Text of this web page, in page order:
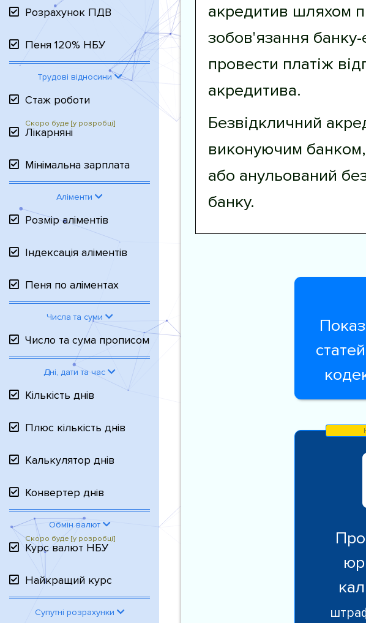
Розрахунок ПДВ
Пеня 120% НБУ
Трудові відносини
Стаж роботи
Лікарняні
Мінімальна зарплата
Аліменти
Розмір аліментів
Індексація аліментів
Пеня по аліментах
Числа та суми
Число та сума прописом
Дні, дати та час
Кількість днів
Плюс кількість днів
Калькулятор днів
Конвертер днів
Обмін валют
Курс валют НБУ
Найкращий курс
Супутні розрахунки
акредитив шляхом
зобов'язання
провести платіж
акредитива.
Безвідкличний
виконуючим
або анульований
банку.